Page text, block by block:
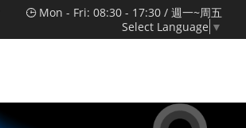
Mon - Fri: 08:30 - 17:30 / 週一~周五
Select Language ▼